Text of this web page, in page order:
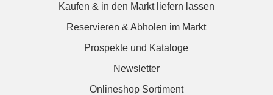
Kaufen & in den Markt liefern lassen
Reservieren & Abholen im Markt
Prospekte und Kataloge
Newsletter
Onlineshop Sortiment